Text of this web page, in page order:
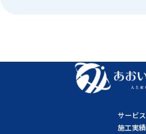
サービス
施工実績